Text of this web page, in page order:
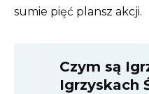
sumie pięć plansz akcji.
Czym są
Igrzyskach